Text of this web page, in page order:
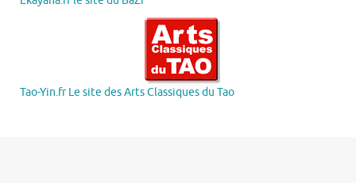
Tao-Yin.fr Le site des Arts Classiques du Tao